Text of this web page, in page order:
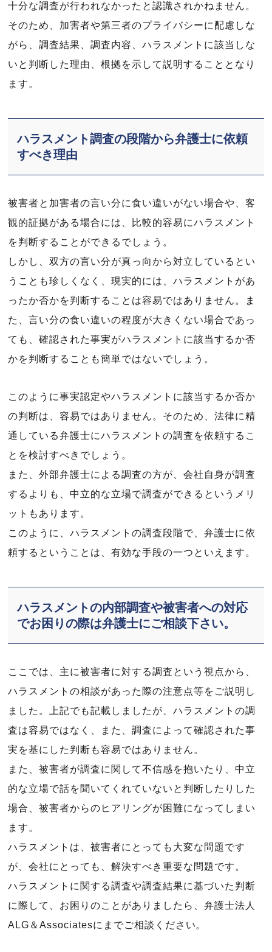
十分な調査が行われなかったと認識されかねません。
そのため、加害者や第三者のプライバシーに配慮しな
がら、調査結果、調査内容、ハラスメントに該当しな
いと判断した理由、根拠を示して説明することとなり
ます。
ハラスメント調査の段階から弁護士に依頼
すべき理由
被害者と加害者の言い分に食い違いがない場合や、客
観的証拠がある場合には、比較的容易にハラスメント
を判断することができるでしょう。
しかし、双方の言い分が真っ向から対立しているとい
うことも珍しくなく、現実的には、ハラスメントがあ
ったか否かを判断することは容易ではありません。ま
た、言い分の食い違いの程度が大きくない場合であっ
ても、確認された事実がハラスメントに該当するか否
かを判断することも簡単ではないでしょう。
このように事実認定やハラスメントに該当するか否か
の判断は、容易ではありません。そのため、法律に精
通している弁護士にハラスメントの調査を依頼するこ
とを検討すべきでしょう。
また、外部弁護士による調査の方が、会社自身が調査
するよりも、中立的な立場で調査ができるというメリ
ットもあります。
このように、ハラスメントの調査段階で、弁護士に依
頼するということは、有効な手段の一つといえます。
ハラスメントの内部調査や被害者への対応
でお困りの際は弁護士にご相談下さい。
ここでは、主に被害者に対する調査という視点から、
ハラスメントの相談があった際の注意点等をご説明し
ました。上記でも記載しましたが、ハラスメントの調
査は容易ではなく、また、調査によって確認された事
実を基にした判断も容易ではありません。
また、被害者が調査に関して不信感を抱いたり、中立
的な立場で話を聞いてくれていないと判断したりした
場合、被害者からのヒアリングが困難になってしまい
ます。
ハラスメントは、被害者にとっても大変な問題です
が、会社にとっても、解決すべき重要な問題です。
ハラスメントに関する調査や調査結果に基づいた判断
に際して、お困りのことがありましたら、弁護士法人
ALG＆Associatesにまでご相談ください。